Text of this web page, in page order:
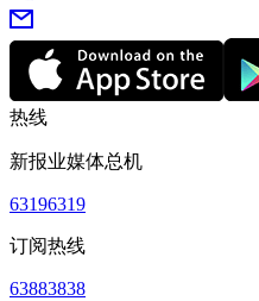
热线
新报业媒体总机
63196319
订阅热线
63883838